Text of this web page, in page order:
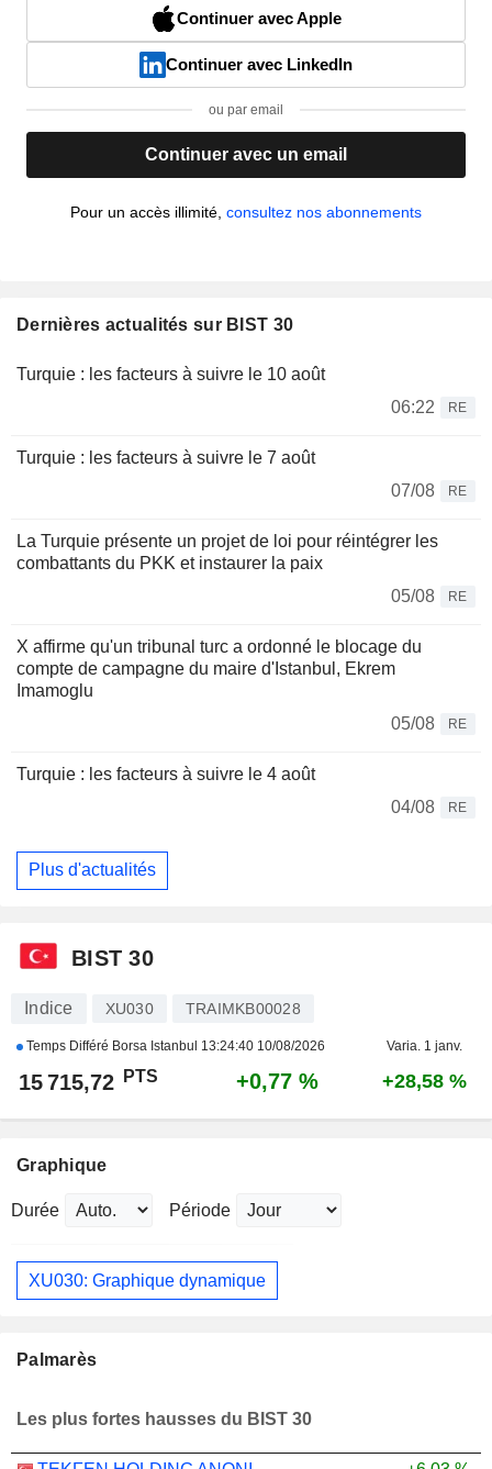
Continuer avec Apple
Continuer avec LinkedIn
ou par email
Continuer avec un email
Pour un accès illimité, consultez nos abonnements
Dernières actualités sur BIST 30
Turquie : les facteurs à suivre le 10 août
06:22
RE
Turquie : les facteurs à suivre le 7 août
07/08
RE
La Turquie présente un projet de loi pour réintégrer les
combattants du PKK et instaurer la paix
05/08
RE
X affirme qu'un tribunal turc a ordonné le blocage du
compte de campagne du maire d'Istanbul, Ekrem
Imamoglu
05/08
RE
Turquie : les facteurs à suivre le 4 août
04/08
RE
Plus d'actualités
BIST 30
Indice XU030 TRAIMKB00028
Temps Différé Borsa Istanbul 13:24:40 10/08/2026 Varia. 1 janv.
15 715,72 PTS +0,77 % +28,58 %
Graphique
Durée Période
XU030: Graphique dynamique
Palmarès
Les plus fortes hausses du BIST 30